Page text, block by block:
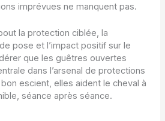
imprévues ne manquent pas.
la protection ciblée, la
pose et l’impact positif sur le
que les guêtres ouvertes
dans l’arsenal de protections
escient, elles aident le cheval à
séance après séance.